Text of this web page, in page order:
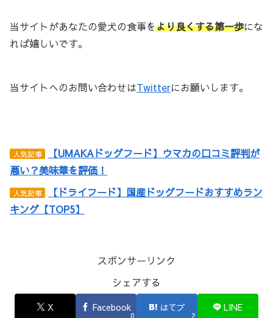
当サイトがあなたの愛犬の食事をより良くする第一歩にな
れば嬉しいです。
当サイトへのお問い合わせはTwitterにお願いします。
人気記事
【UMAKAドッグフード】ウマカの口コミ評判が
悪い？美味華を評価！
人気記事
【ドライフード】国産ドッグフードおすすめラン
キング【TOP5】
スポンサーリンク
シェアする
X Facebook
0
はてブ
2
LINE